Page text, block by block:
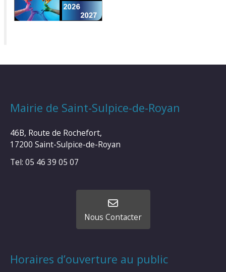
Mairie de Saint-Sulpice-de-Royan
46B, Route de Rochefort,
17200 Saint-Sulpice-de-Royan
Tel: 05 46 39 05 07
Nous Contacter
Horaires d’ouverture au public